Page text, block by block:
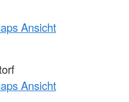
Ansicht
Ansicht